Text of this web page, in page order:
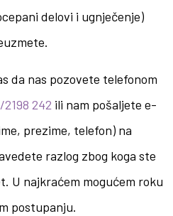
delovi i ugnječenje)
da nas pozovete telefonom
2198 242 ili nam pošaljete e-
prezime, telefon) na
razlog zbog koga ste
U najkraćem mogućem roku
postupanju.